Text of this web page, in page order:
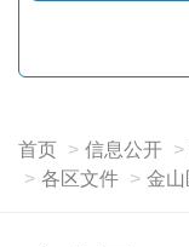
首页 信息公开
各区文件
金山